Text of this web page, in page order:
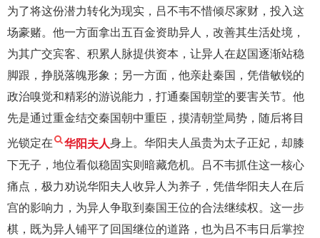
为了将这份潜力转化为现实，吕不韦不惜倾尽家财，投入这
场豪赌。他一方面拿出五百金资助异人，改善其生活处境，
为其广交宾客、积累人脉提供资本，让异人在赵国逐渐站稳
脚跟，挣脱落魄形象；另一方面，他亲赴秦国，凭借敏锐的
政治嗅觉和精彩的游说能力，打通秦国朝堂的要害关节。他
先是通过重金结交秦国朝中重臣，摸清朝堂局势，随后将目
光锁定在 华阳夫人身上。华阳夫人虽贵为太子正妃，却膝
下无子，地位看似稳固实则暗藏危机。吕不韦抓住这一核心
痛点，极力劝说华阳夫人收异人为养子，凭借华阳夫人在后
宫的影响力，为异人争取到秦国王位的合法继续权。这一步
棋，既为异人铺平了回国继位的道路，也为吕不韦日后掌控